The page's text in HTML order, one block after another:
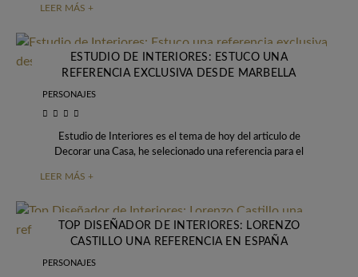
LEER MÁS +
ESTUDIO DE INTERIORES: ESTUCO UNA
REFERENCIA EXCLUSIVA DESDE MARBELLA
PERSONAJES
Estudio de Interiores es el tema de hoy del articulo de
Decorar una Casa, he selecionado una referencia para el
LEER MÁS +
TOP DISEÑADOR DE INTERIORES: LORENZO
CASTILLO UNA REFERENCIA EN ESPAÑA
PERSONAJES